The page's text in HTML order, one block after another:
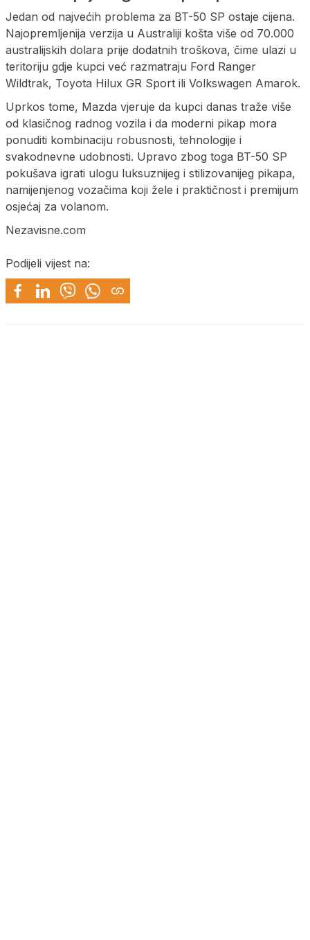
Jedan od najvećih problema za BT-50 SP ostaje cijena.
Najopremljenija verzija u Australiji košta više od 70.000
australijskih dolara prije dodatnih troškova, čime ulazi u
teritoriju gdje kupci već razmatraju Ford Ranger
Wildtrak, Toyota Hilux GR Sport ili Volkswagen Amarok.
Uprkos tome, Mazda vjeruje da kupci danas traže više
od klasičnog radnog vozila i da moderni pikap mora
ponuditi kombinaciju robusnosti, tehnologije i
svakodnevne udobnosti. Upravo zbog toga BT-50 SP
pokušava igrati ulogu luksuznijeg i stilizovanijeg pikapa,
namijenjenog vozačima koji žele i praktičnost i premijum
osjećaj za volanom.
Nezavisne.com
Podijeli vijest na: